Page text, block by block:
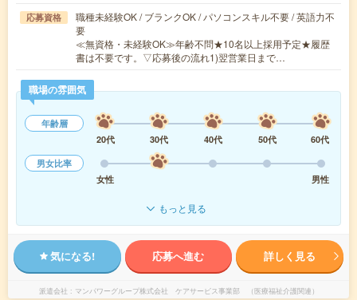
応募資格
職種未経験OK / ブランクOK / パソコンスキル不要 / 英語力不
要
≪無資格・未経験OK≫年齢不問★10名以上採用予定★履歴
書は不要です。▽応募後の流れ1)翌営業日まで…
職場の雰囲気
年齢層
20代
30代 40代 50代
60代
男女比率
女性
男性
もっと見る
気になる! 応募へ進む 詳しく見る
派遣会社 マンパワーグループ株式会社 ケアサービス事業部 （医療福祉介護関連）